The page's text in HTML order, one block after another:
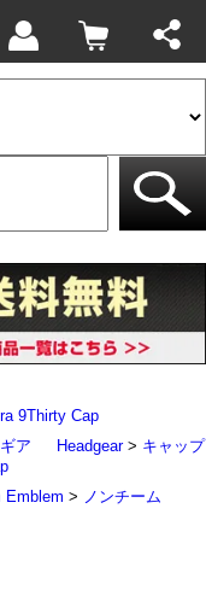
9Thirty Cap
ア Headgear> キャップ
Emblem > ノンチーム
4件
33件